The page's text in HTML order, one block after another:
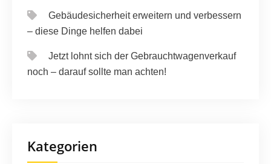
Gebäudesicherheit erweitern und verbessern
– diese Dinge helfen dabei
Jetzt lohnt sich der Gebrauchtwagenverkauf
noch – darauf sollte man achten!
Kategorien